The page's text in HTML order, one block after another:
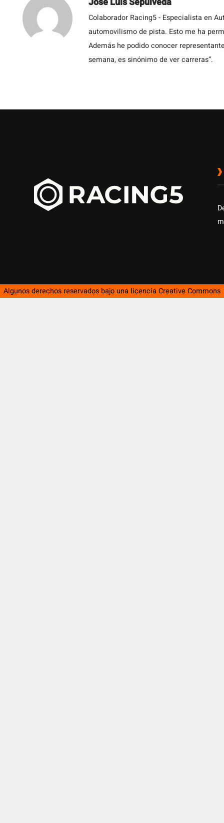
Colaborador Racing5 - Especialista en
automovilismo de pista. Esto me ha
Además he podido conocer
semana, es sinónimo de ver carreras”.
Algunos derechos reservados bajo una licencia Creative Commons